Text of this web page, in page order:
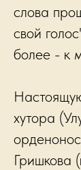
слова
свой
более - к
хутора
Гришкова